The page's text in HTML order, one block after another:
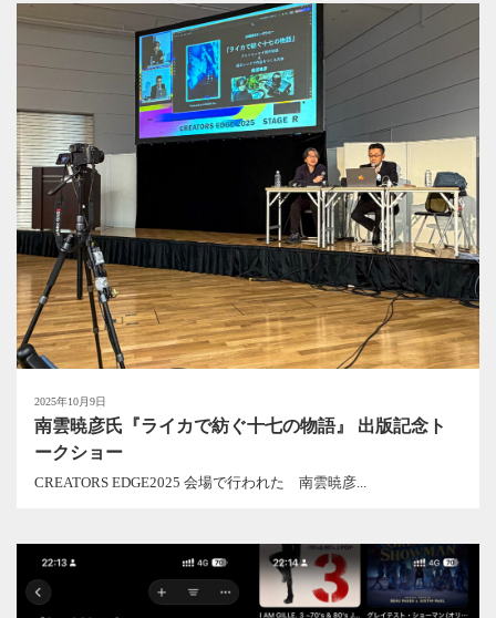
2025年10月9日
南雲暁彦氏『ライカで紡ぐ十七の物語』 出版記念ト
ークショー
CREATORS EDGE2025 会場で行われた 南雲暁彦...